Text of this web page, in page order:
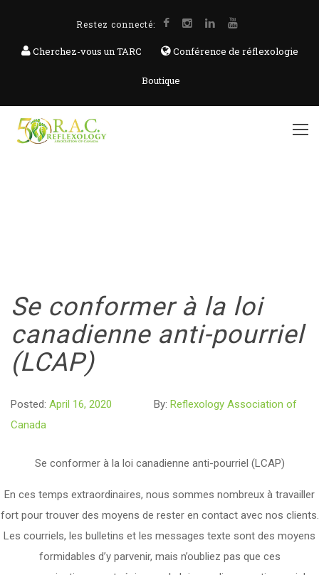
Restez connecté:
Cherchez-vous un TARC Conférence de réflexologie
Boutique
Se conformer à la loi
canadienne anti-pourriel
(LCAP)
Posted: April 16, 2020 By: Reflexology Association of
Canada
Se conformer à la loi canadienne anti-pourriel (LCAP)
En ces temps extraordinaires, nous sommes nombreux à travailler
fort pour trouver des moyens de rester en contact avec nos clients.
Les courriels, les bulletins et les messages texte sont des moyens
formidables d’y parvenir, mais n’oubliez pas que ces